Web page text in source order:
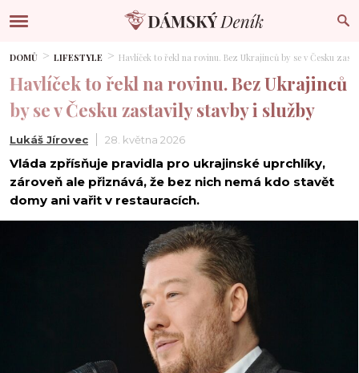
DOMŮ LIFESTYLE Havlíček to řekl na rovinu. Bez Ukrajinců by se v Česku
Havlíček to řekl na rovinu. Bez Ukrajinců
by se v Česku zastavily stavby i služby
Lukáš Jírovec 28. května 2026
Vláda zpřísňuje pravidla pro ukrajinské uprchlíky,
zároveň ale přiznává, že bez nich nemá kdo stavět
domy ani vařit v restauracích.